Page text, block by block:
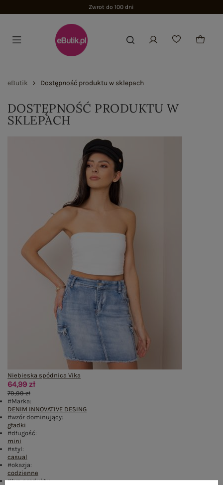
Zwrot do 100 dni
eButik Dostępność produktu w sklepach
DOSTĘPNOŚĆ PRODUKTU W
SKLEPACH
Niebieska spódnica Vika
64,99 zł
79,99 zł
#Marka:
DENIM INNOVATIVE DESING
#wzór dominujący:
gładki
#długość:
mini
#styl:
casual
#okazja:
codzienne
#typ produktu: